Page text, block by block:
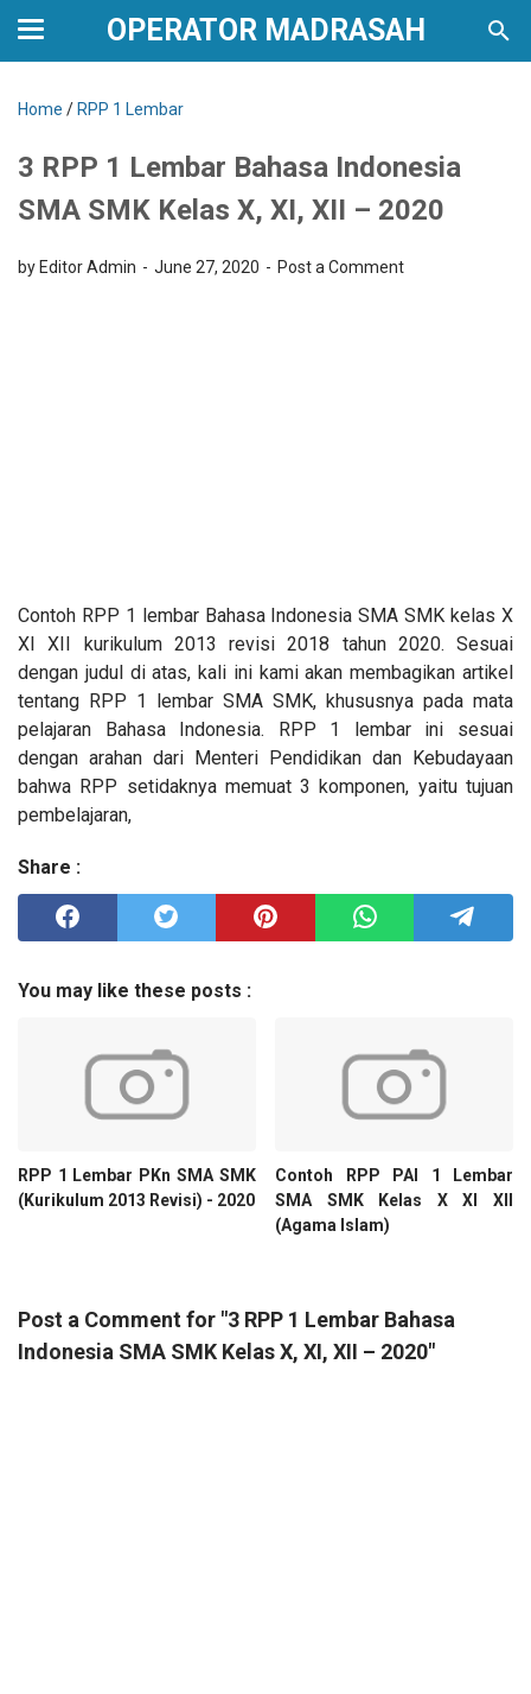
OPERATOR MADRASAH
Home / RPP 1 Lembar
3 RPP 1 Lembar Bahasa Indonesia
SMA SMK Kelas X, XI, XII – 2020
by Editor Admin June 27, 2020 Post a Comment
Contoh RPP 1 lembar Bahasa Indonesia SMA SMK kelas X
XI XII kurikulum 2013 revisi 2018 tahun 2020. Sesuai
dengan judul di atas, kali ini kami akan membagikan artikel
tentang RPP 1 lembar SMA SMK, khususnya pada mata
pelajaran Bahasa Indonesia. RPP 1 lembar ini sesuai
dengan arahan dari Menteri Pendidikan dan Kebudayaan
bahwa RPP setidaknya memuat 3 komponen, yaitu tujuan
pembelajaran,
Share :
You may like these posts :
RPP 1 Lembar PKn SMA SMK
(Kurikulum 2013 Revisi) - 2020
Contoh RPP PAI 1 Lembar
SMA SMK Kelas X XI XII
(Agama Islam)
Post a Comment for "3 RPP 1 Lembar Bahasa
Indonesia SMA SMK Kelas X, XI, XII – 2020"